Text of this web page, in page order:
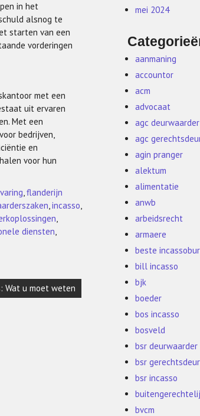
in het
alsnog te
starten van een
vorderingen
met een
uit ervaren
Met een
bedrijven,
en
voor hun
,flanderijn
,incasso,
,
diensten,
Wat u moet weten
mei 2024
aanmaning
accountor
acm
advocaat
agc deurwaarder
agc
agin pranger
alektum
alimentatie
anwb
arbeidsrecht
armaere
beste
bill incasso
bjk
boeder
bos incasso
bosveld
bsr deurwaarder
bsr
bsr incasso
bvcm